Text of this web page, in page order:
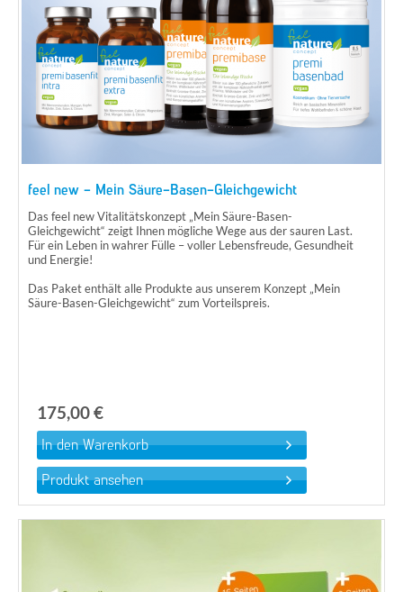
feel new - Mein Säure-Basen-Gleichgewicht
Das feel new Vitalitätskonzept „Mein Säure-Basen-
Gleichgewicht“ zeigt Ihnen mögliche Wege aus der sauren Last.
Für ein Leben in wahrer Fülle – voller Lebensfreude, Gesundheit
und Energie!
Das Paket enthält alle Produkte aus unserem Konzept „Mein
Säure-Basen-Gleichgewicht“ zum Vorteilspreis.
175,00 €
Produkt ansehen